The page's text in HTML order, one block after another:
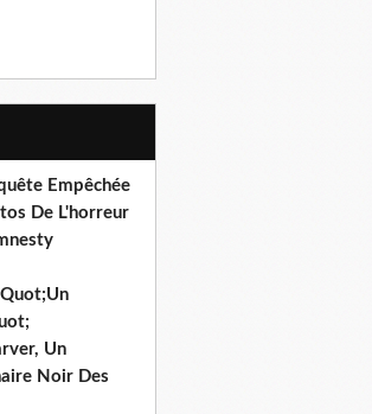
Empêchée
De L'horreur
Un
Noir Des